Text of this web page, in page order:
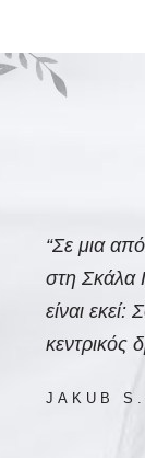
“Σε μια
στη Σκάλα
είναι
κεντρικός
JAKUB